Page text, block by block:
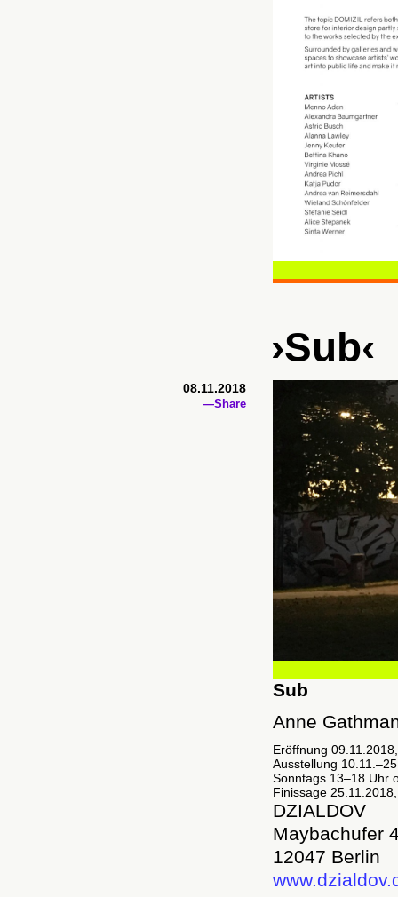
›Sub‹
08.11.2018
—Share
Sub
Anne
Eröffnung
Ausstellung
Sonntags 13–18 Uhr
Finissage
DZIALDOV
Maybachufer
12047 Berlin